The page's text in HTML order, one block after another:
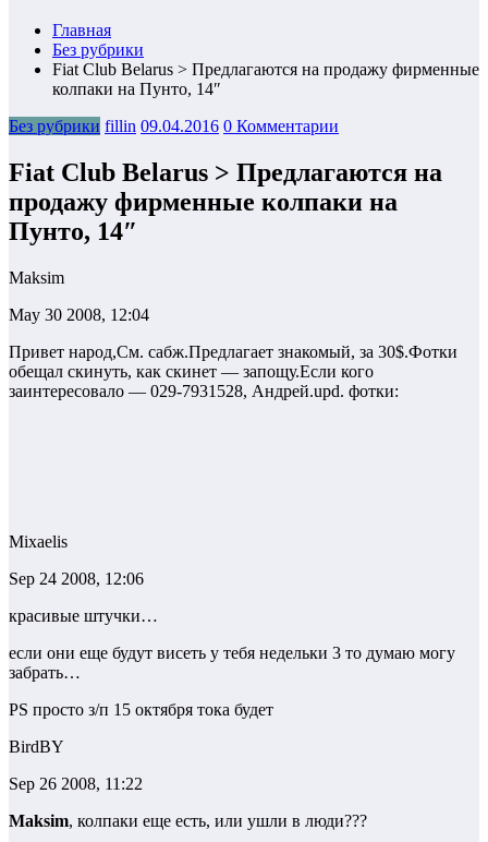
Главная
Без рубрики
Fiat Club Belarus > Предлагаются на продажу фирменные
колпаки на Пунто, 14″
Без рубрики fillin 09.04.2016 0 Комментарии
Fiat Club Belarus > Предлагаются на
продажу фирменные колпаки на
Пунто, 14″
Maksim
May 30 2008, 12:04
Привет народ,См. сабж.Предлагает знакомый, за 30$.Фотки
обещал скинуть, как скинет — запощу.Если кого
заинтересовало — 029-7931528, Андрей.upd. фотки:
Mixaelis
Sep 24 2008, 12:06
красивые штучки…
если они еще будут висеть у тебя недельки 3 то думаю могу
забрать…
PS просто з/п 15 октября тока будет
BirdBY
Sep 26 2008, 11:22
Maksim, колпаки еще есть, или ушли в люди???